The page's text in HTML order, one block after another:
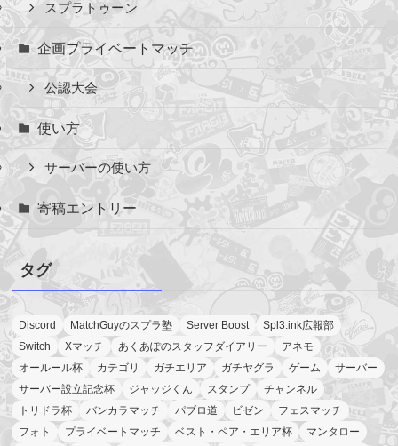
スプラトゥーン
企画プライベートマッチ
公認大会
使い方
サーバーの使い方
寄稿エントリー
タグ
Discord MatchGuyのスプラ塾 Server Boost
Spl3.ink広報部
Switch
Xマッチ あくあぽのスタッフダイアリー
アネモ
オールール杯
カテゴリ ガチエリア ガチヤグラ ゲーム
サーバー
サーバー設立記念杯
ジャッジくん スタンプ
チャンネル
トリドラ杯
バンカラマッチ パブロ道 ビゼン
フェスマッチ
フォト
プライベートマッチ ベスト・ペア・エリア杯
マンタロー